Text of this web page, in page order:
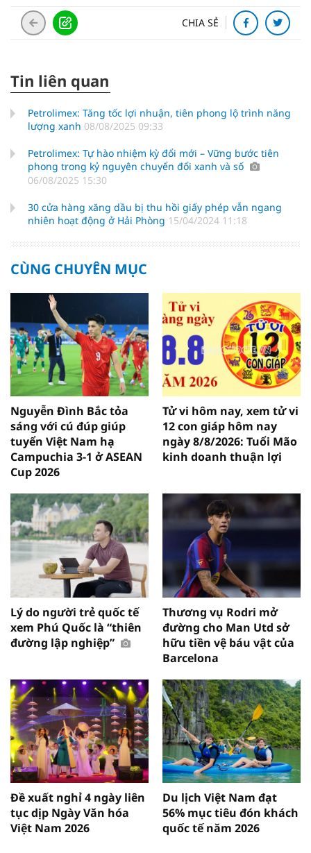
CHIA SẺ
Tin liên quan
Petrolimex: Tăng tốc lợi nhuận, tiên phong lộ trình năng
lượng xanh 08/08/2025 09:33
Petrolimex: Tự hào nhiệm kỳ đổi mới – Vững bước tiên
phong trong kỷ nguyên chuyển đổi xanh và số
06/08/2025 15:30
30 cửa hàng xăng dầu bị thu hồi giấy phép vẫn ngang
nhiên hoạt động ở Hải Phòng 15/04/2024 11:18
CÙNG CHUYÊN MỤC
Nguyễn Đình Bắc tỏa
sáng với cú đúp giúp
tuyển Việt Nam hạ
Campuchia 3-1 ở ASEAN
Cup 2026
Tử vi hôm nay, xem tử vi
12 con giáp hôm nay
ngày 8/8/2026: Tuổi Mão
kinh doanh thuận lợi
Lý do người trẻ quốc tế
xem Phú Quốc là “thiên
đường lập nghiệp”
Thương vụ Rodri mở
đường cho Man Utd sở
hữu tiền vệ báu vật của
Barcelona
Đề xuất nghỉ 4 ngày liên
tục dịp Ngày Văn hóa
Việt Nam 2026
Du lịch Việt Nam đạt
56% mục tiêu đón khách
quốc tế năm 2026